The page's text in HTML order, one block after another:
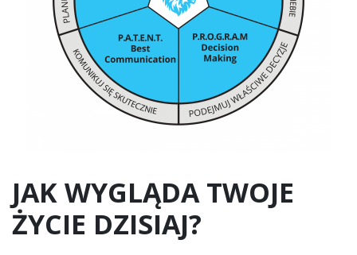
JAK WYGLĄDA TWOJE
ŻYCIE DZISIAJ?